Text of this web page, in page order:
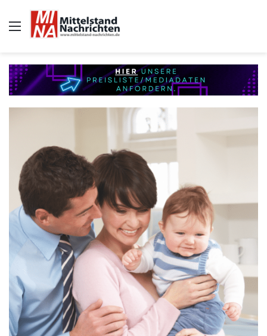
Auswahl